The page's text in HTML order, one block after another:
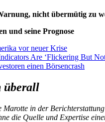
nicht übermütig zu
und seine Prognose
vor neuer Krise
Are ‘Flickering But
einen Börsencrash
überall
Marotte in der
die Quelle und Expertise